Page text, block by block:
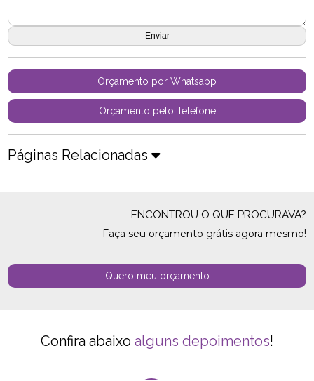
Orçamento por Whatsapp
Orçamento pelo Telefone
Páginas Relacionadas
ENCONTROU O QUE PROCURAVA?
Faça seu orçamento grátis agora mesmo!
Quero meu orçamento
Confira abaixo alguns depoimentos!